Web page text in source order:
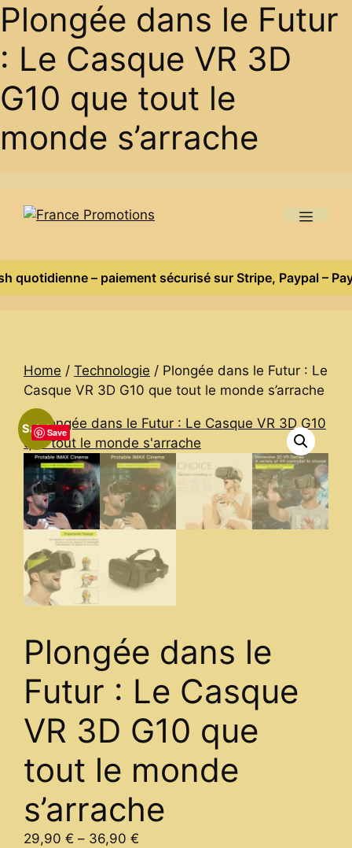
Plongée dans le Futur
: Le Casque VR 3D
G10 que tout le
monde s’arrache
content
Menu
– paiement sécurisé sur Stripe, Paypal –
Home / Technologie / Plongée dans le Futur : Le
Casque VR 3D G10 que tout le monde s’arrache
Sale!Save
Plongée dans le
Futur : Le Casque
VR 3D G10 que
tout le monde
s’arrache
29,90 € – 36,90 €